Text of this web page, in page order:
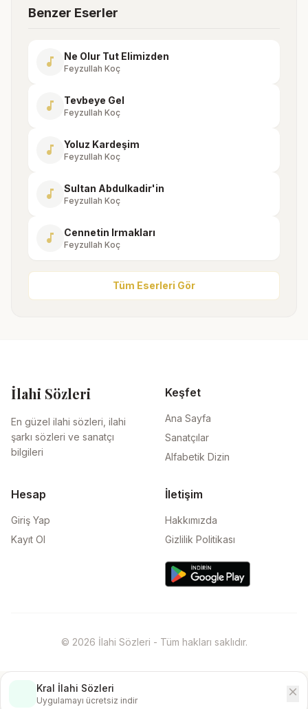
Benzer Eserler
music_note Ne Olur Tut Elimizden
Feyzullah Koç
music_note Tevbeye Gel
Feyzullah Koç
music_note Yoluz Kardeşim
Feyzullah Koç
music_note Sultan Abdulkadir'in
Feyzullah Koç
music_note Cennetin Irmakları
Feyzullah Koç
Tüm Eserleri Gör
İlahi Sözleri
En güzel ilahi sözleri, ilahi
şarkı sözleri ve sanatçı
bilgileri
Keşfet
Ana Sayfa
Sanatçılar
Alfabetik Dizin
Hesap
Giriş Yap
Kayıt Ol
İletişim
Hakkımızda
Gizlilik Politikası
© 2026 İlahi Sözleri - Tüm hakları saklıdır.
Kral İlahi Sözleri
Uygulamayı ücretsiz indir
close